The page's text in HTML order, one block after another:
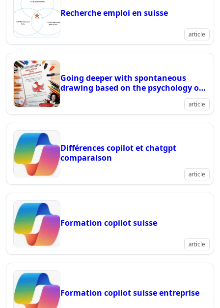
Recherche emploi en suisse
article
Going deeper with spontaneous
drawing based on the psychology of
article
Différences copilot et chatgpt
comparaison
article
Formation copilot suisse
article
Formation copilot suisse entreprise